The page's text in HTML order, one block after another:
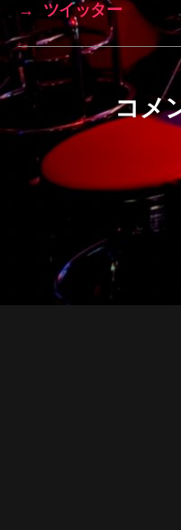
→
ツイッター
コメ